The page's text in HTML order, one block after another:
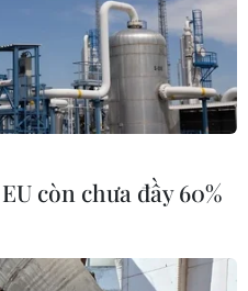
Đông xấu đi vì
còn chưa đầy 60%